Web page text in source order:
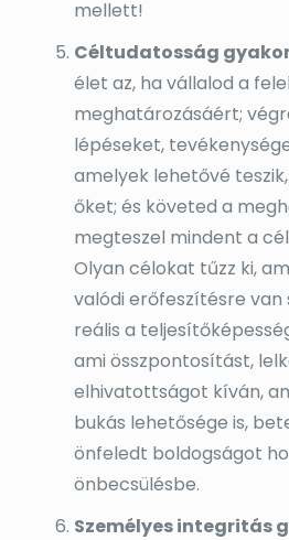
mellett!
Céltudatosság
élet az, ha vállalod a
meghatározásáért;
lépéseket,
amelyek lehetővé
őket; és követed a
megteszel mindent a
Olyan célokat tűzz ki,
valódi erőfeszítésre van
reális a
ami összpontosítást,
elhivatottságot kíván,
bukás lehetősége is,
önfeledt boldogságot
önbecsülésbe.
Személyes integritás